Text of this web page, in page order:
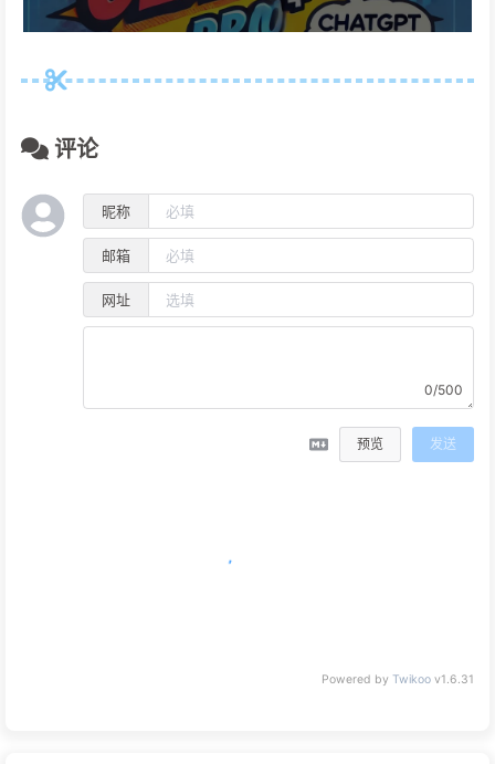
评论
昵称
邮箱
网址
0/500
预览 发送
Powered by Twikoo v1.6.31